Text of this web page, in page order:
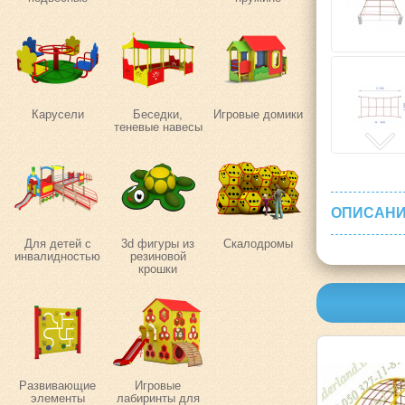
Карусели
Беседки,
теневые навесы
Игровые домики
Для детей с
инвалидностью
3d фигуры из
резиновой
крошки
Скалодромы
Развивающие
элементы
Игровые
лабиринты для